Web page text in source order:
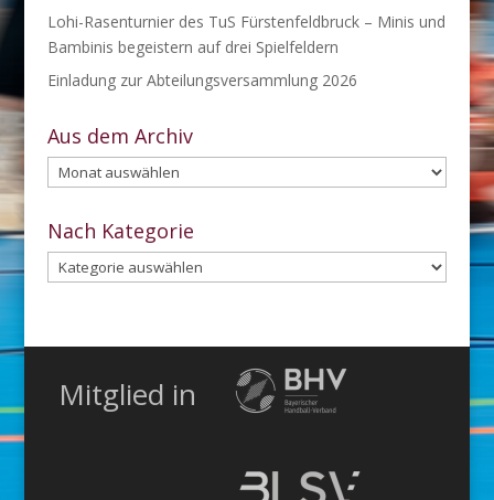
Lohi-Rasenturnier des TuS Fürstenfeldbruck – Minis und
Bambinis begeistern auf drei Spielfeldern
Einladung zur Abteilungsversammlung 2026
Aus dem Archiv
Aus
dem
Archiv
Nach Kategorie
Nach
Kategorie
Mitglied in